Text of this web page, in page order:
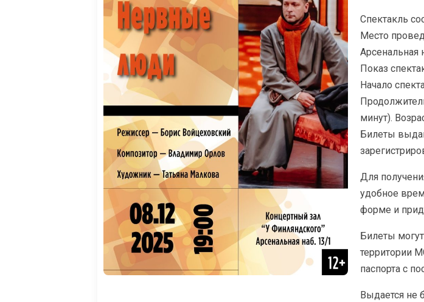
Спектакль
Место
Арсенальная
Показ
Начало
минут).
Билеты
Для
удобное
форме и
Билеты
территории
паспорта с
Выдается не